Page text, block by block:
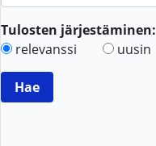
Tulosten järjestäminen:
relevanssi
uusin